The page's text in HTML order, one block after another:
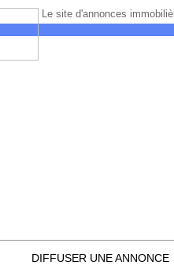
Le site d'annonces
DIFFUSER UNE ANNONCE